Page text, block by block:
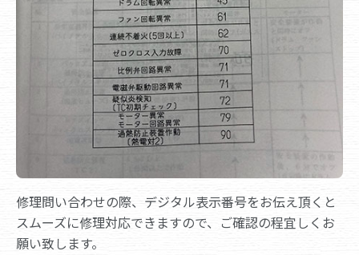
修理問い合わせの際、デジタル表示番号をお伝え頂くと
スムーズに修理対応できますので、ご確認の程宜しくお
願い致します。